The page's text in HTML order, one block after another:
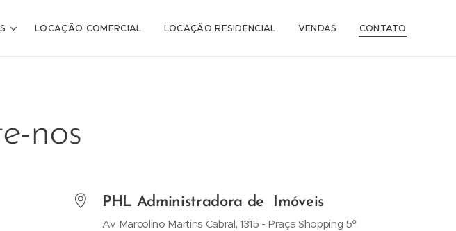
LOCAÇÃO COMERCIAL LOCAÇÃO RESIDENCIAL VENDAS CONTATO
nos
PHL Administradora de Imóveis
Av. Marcolino Martins Cabral, 1315 - Praça Shopping 5º